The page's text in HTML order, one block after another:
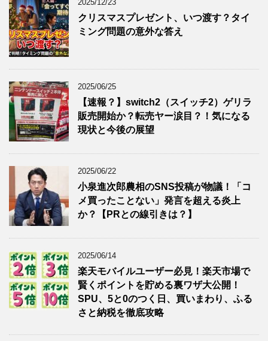
2025/12/23
クリスマスプレゼント、いつ渡す？タイ
ミング問題の意外な答え
2025/06/25
【速報？】switch2（スイッチ2）ゲリラ
販売開始か？転売ヤー涙目？！気になる
現状と今後の展望
2025/06/22
小泉進次郎農相のSNS投稿が物議！「コ
メ買ったことない」発言を超える炎上
か？【PRとの線引きは？】
2025/06/14
楽天モバイルユーザー必見！楽天市場で
賢くポイントを貯める裏ワザ大公開！
SPU、5と0のつく日、買いまわり、ふる
さと納税を徹底攻略